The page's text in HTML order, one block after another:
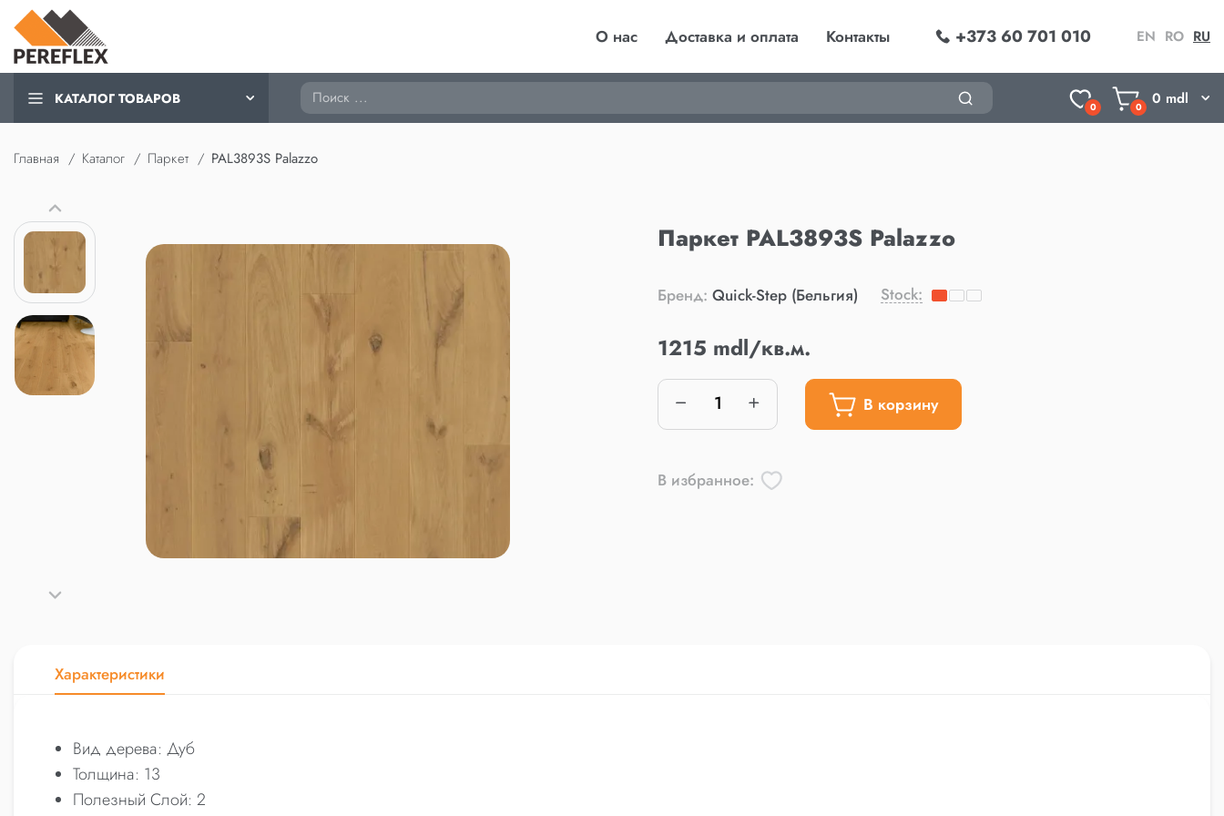
О нас Доставка и оплата Контакты +373 60 701 010 EN RO RU
КАТАЛОГ ТОВАРОВ Поиск
0 0 0 mdl
Главная Каталог Паркет PAL3893S Palazzo
Паркет PAL3893S Palazzo
Бренд: Quick-Step (Бельгия) Stock:
1215 mdl/кв.м.
В корзину
В избранное:
Характеристики
Вид дерева: Дуб
Толщина: 13
Полезный Слой: 2